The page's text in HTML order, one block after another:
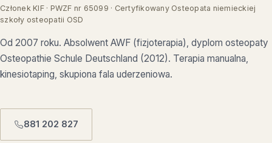
Członek KIF · PWZF nr 65099 · Certyfikowany Osteopata niemieckiej
szkoły osteopatii OSD
Od 2007 roku. Absolwent AWF (fizjoterapia), dyplom osteopaty
Osteopathie Schule Deutschland (2012). Terapia manualna,
kinesiotaping, skupiona fala uderzeniowa.
881 202 827